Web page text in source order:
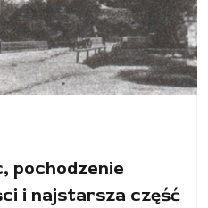
pochodzenie
i najstarsza część